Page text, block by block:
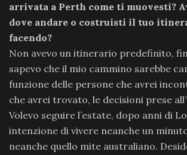
arrivata a Perth come ti muovesti?
dove andare o costruisti il tuo
facendo?
Non avevo un itinerario predefinito,
sapevo che il mio cammino sarebbe
funzione delle persone che avrei
che avrei trovato, le decisioni prese
Volevo seguire l’estate, dopo anni di
intenzione di vivere neanche un
neanche quello mite australiano.